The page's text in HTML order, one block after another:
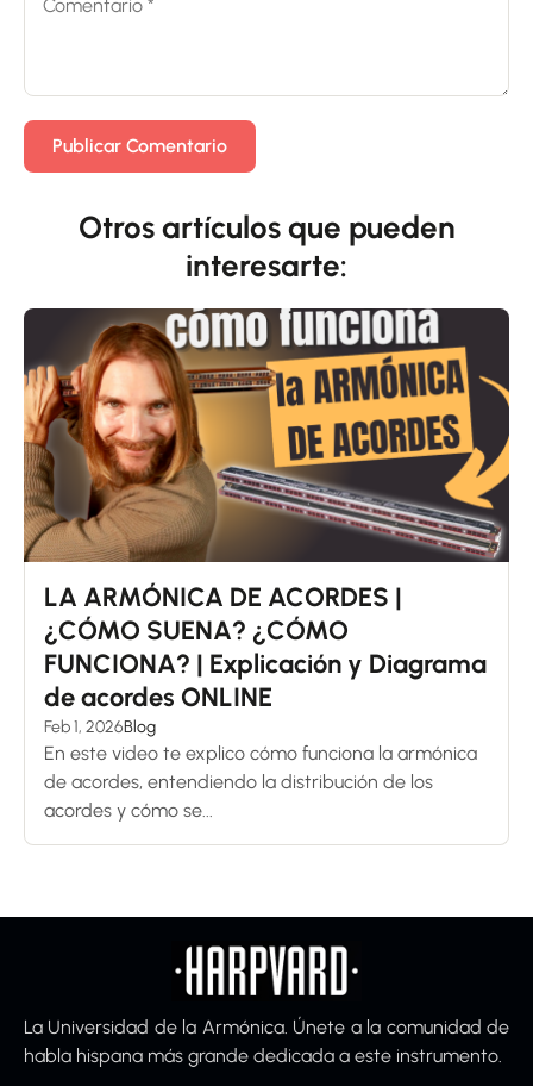
Otros artículos que pueden
interesarte:
LA ARMÓNICA DE ACORDES |
¿CÓMO SUENA? ¿CÓMO
FUNCIONA? | Explicación y Diagrama
de acordes ONLINE
Feb 1, 2026Blog
En este video te explico cómo funciona la armónica
de acordes, entendiendo la distribución de los
acordes y cómo se...
La Universidad de la Armónica. Únete a la comunidad de
habla hispana más grande dedicada a este instrumento.